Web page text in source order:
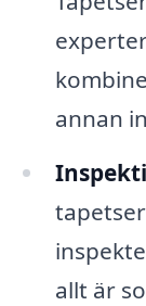
annan
allt är